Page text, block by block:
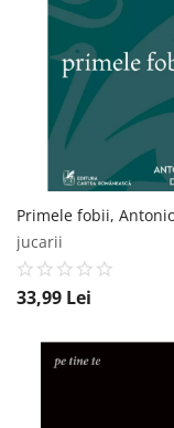
jucarii
33,99 Lei